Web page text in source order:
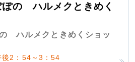
ぽの ハルメクときめく
ハルメクときめくショッ
後2：54～3：54